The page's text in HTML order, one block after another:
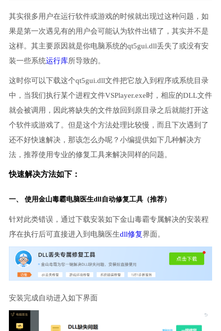
其实很多用户在运行软件或游戏的时候就出现过这种问题，如
果是第一次遇见有的用户会可能认为软件出错了，其实并不是
这样。其主要原因就是你电脑系统的qt5gui.dll丢失了或没有安
装一些系统运行库所导致的。
这时你可以下载这个qt5gui.dll文件把它放入到程序或系统目录
中，当我们执行某个进程文件VSPlayer.exe时，相应的DLL文件
就会被调用，因此将缺失的文件放回到原目录之后就能打开这
个软件或游戏了。但是这个方法处理比较慢，而且下次遇到了
还不好快速解决，那该怎么办呢？小编提供如下几种解决方
法，推荐使用专业的修复工具来解决同样的问题。
快速解决方法如下：
一、 使用金山毒霸电脑医生dll自动修复工具（推荐）
针对此类错误，通过下载安装如下金山毒霸专属解决的安装程
序在执行后可直接进入到电脑医生dll修复界面。
安装完成自动进入如下界面